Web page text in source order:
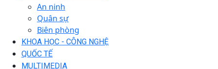
An ninh
Quân sự
Biên phòng
KHOA HỌC - CÔNG NGHỆ
QUỐC TẾ
MULTIMEDIA